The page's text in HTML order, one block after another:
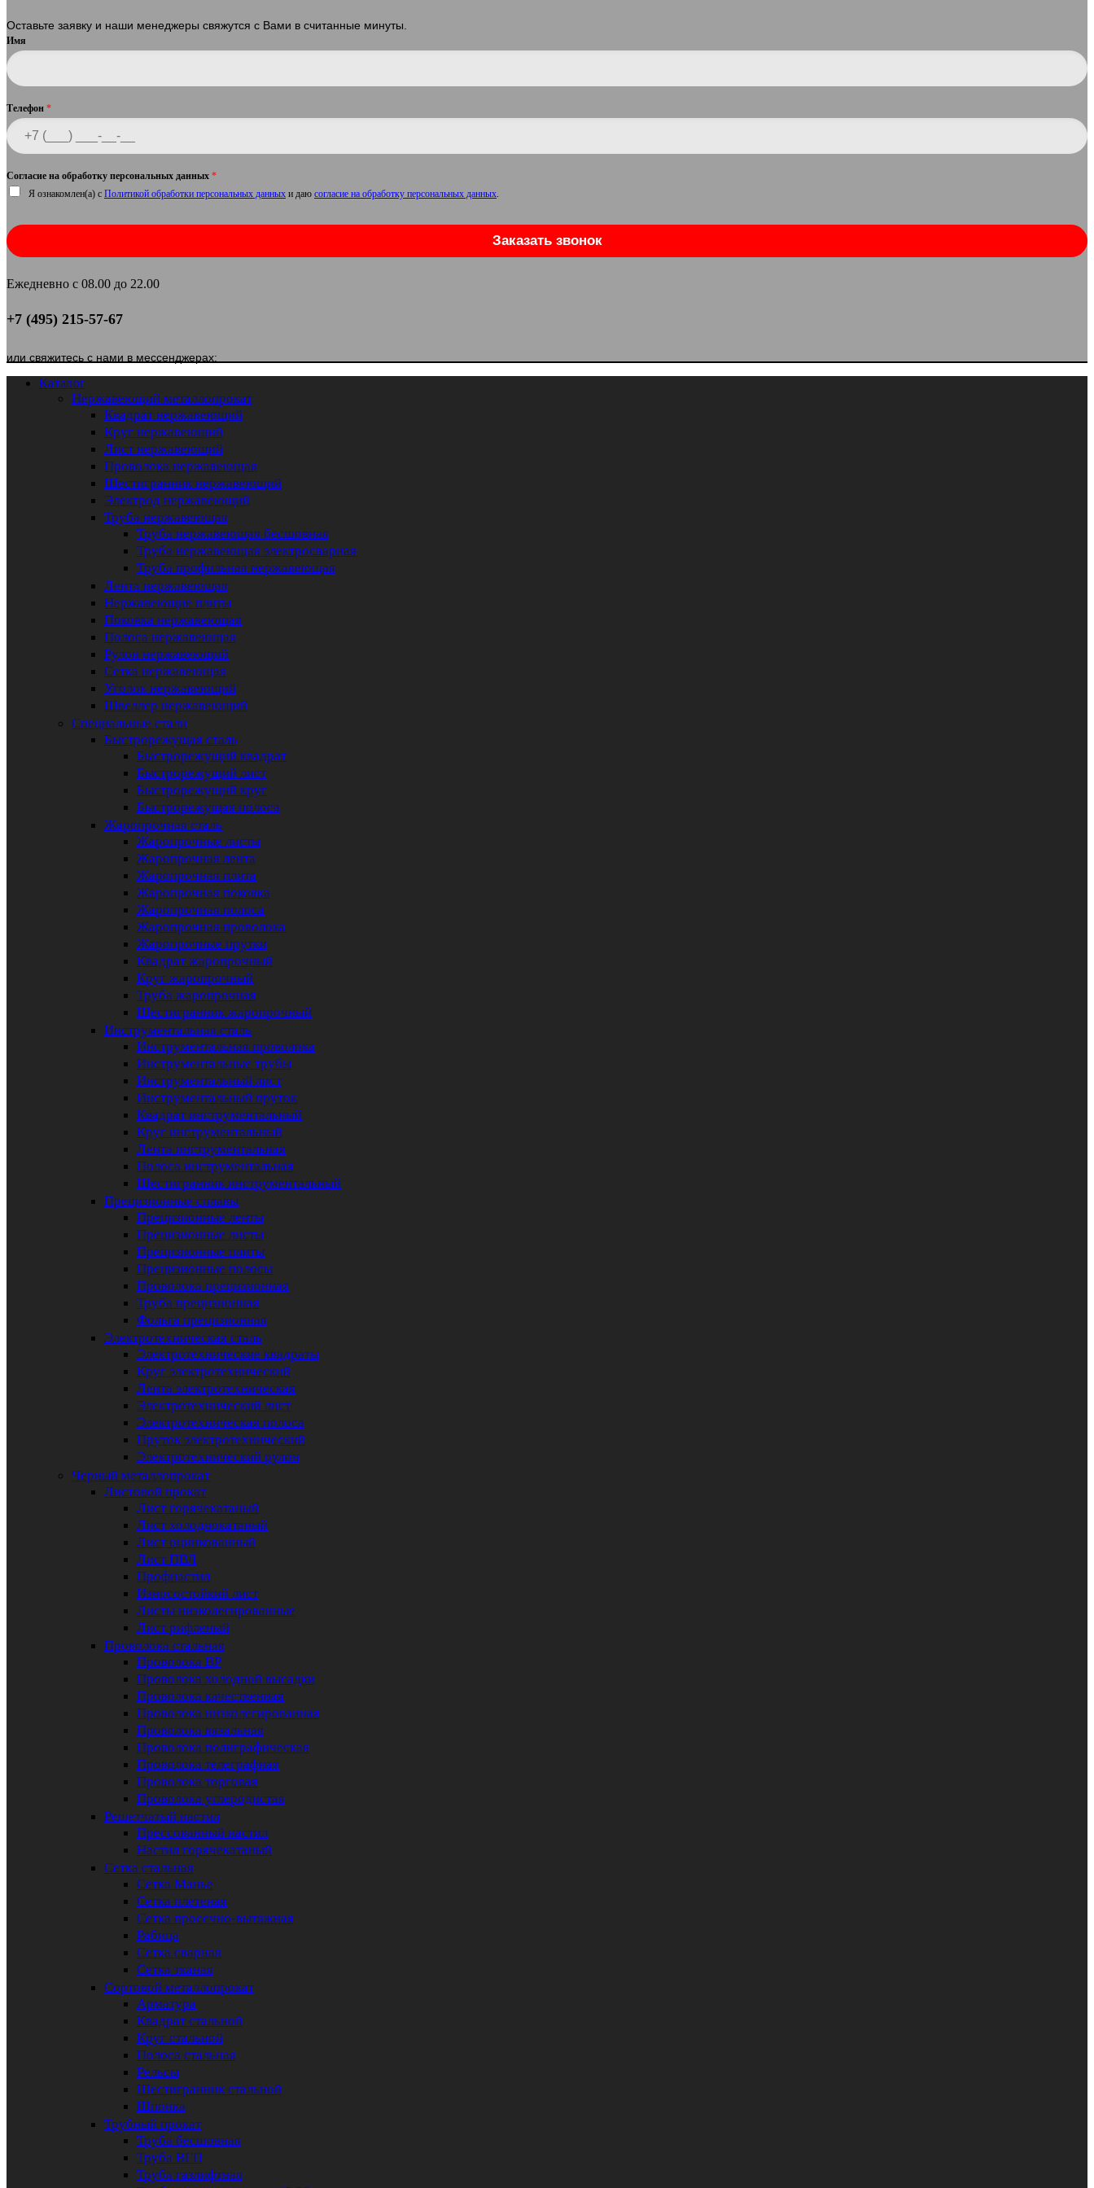
Оставьте заявку и наши менеджеры свяжутся с Вами в считанные минуты.
Имя
Телефон *
Согласие на обработку персональных данных *
Я ознакомлен(а) с Политикой обработки персональных данных и даю согласие на обработку персональных данных.
Заказать звонок
Ежедневно с 08.00 до 22.00
+7 (495) 215-57-67
или свяжитесь с нами в мессенджерах:
Каталог
Нержавеющий металлопрокат
Квадрат нержавеющий
Круг нержавеющий
Лист нержавеющий
Проволока нержавеющая
Шестигранник нержавеющий
Электрод нержавеющий
Труба нержавеющая
Труба нержавеющая бесшовная
Труба нержавеющая электросварная
Труба профильная нержавеющая
Лента нержавеющая
Нержавеющие плиты
Поковка нержавеющая
Полоса нержавеющая
Рулон нержавеющий
Сетка нержавеющая
Уголок нержавеющий
Швеллер нержавеющий
Специальные стали
Быстрорежущая сталь
Быстрорежущий квадрат
Быстрорежущий лист
Быстрорежущий круг
Быстрорежущая полоса
Жаропрочная сталь
Жаропрочные листы
Жаропрочная лента
Жаропрочная плита
Жаропрочная поковка
Жаропрочная полоса
Жаропрочная проволока
Жаропрочные прутки
Квадрат жаропрочный
Круг жаропрочный
Труба жаропрочная
Шестигранник жаропрочный
Инструментальная сталь
Инструментальная проволока
Инструментальные трубы
Инструментальный лист
Инструментальный пруток
Квадрат инструментальный
Круг инструментальный
Лента инструментальная
Полоса инструментальная
Шестигранник инструментальный
Прецизионные сплавы
Прецизионные ленты
Прецизионные листы
Прецизионные плиты
Прецизионные полосы
Проволока прецизионная
Труба прецизионная
Фольга прецизионная
Электротехническая сталь
Электротехнические квадраты
Круг электротехнический
Лента электротехническая
Электротехнический лист
Электротехническая полоса
Пруток электротехнический
Электротехнический рулон
Черный металлопрокат
Листовой прокат
Лист горячекатаный
Лист холоднокатаный
Лист оцинкованный
Лист ПВЛ
Профнастил
Износостойкий лист
Листы низколегированные
Лист рифленый
Проволока стальная
Проволока ВР
Проволока холодной высадки
Проволока качественная
Проволока низколегированная
Проволока вязальная
Проволока полиграфическая
Проволока телеграфная
Проволока торговая
Проволока углеродистая
Решетчатый настил
Прессованный настил
Настил горячекатаный
Сетка стальная
Сетка Манье
Сетка плетеная
Сетка просечно-вытяжная
Рабица
Сетка сварная
Сетка тканая
Сортовой металлопрокат
Арматура
Квадрат стальной
Круг стальной
Полоса стальная
Рельсы
Шестигранник стальной
Шпонка
Трубный прокат
Труба бесшовная
Труба ВГП
Труба газлифтная